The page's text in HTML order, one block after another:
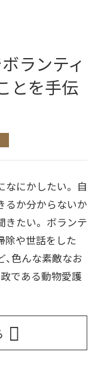
ランティ
とを手伝
なにかしたい。 自
るか分からないか
きたい。 ボランテ
除や世話をした
、色んな素敵なお
である動物愛護